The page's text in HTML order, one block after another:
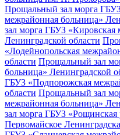
Прощальный зал морга
межрайонная больница»
зал морга ГБУЗ «Кировская
Ленинградской области
«Лодейнопольская
области Прощальный зал
больница» Ленинградской
ГБУЗ «Подпорожская
области Прощальный зал
межрайонная больница»
зал морга ГБУЗ «Рощинская
Первомайское